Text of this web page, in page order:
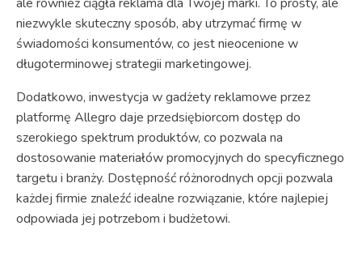
niezwykle skuteczny sposób, aby utrzymać firmę w
świadomości konsumentów, co jest nieocenione w
długoterminowej strategii marketingowej.
Dodatkowo, inwestycja w gadżety reklamowe przez
platformę Allegro daje przedsiębiorcom dostęp do
szerokiego spektrum produktów, co pozwala na
dostosowanie materiałów promocyjnych do specyficznego
targetu i branży. Dostępność różnorodnych opcji pozwala
każdej firmie znaleźć idealne rozwiązanie, które najlepiej
odpowiada jej potrzebom i budżetowi.